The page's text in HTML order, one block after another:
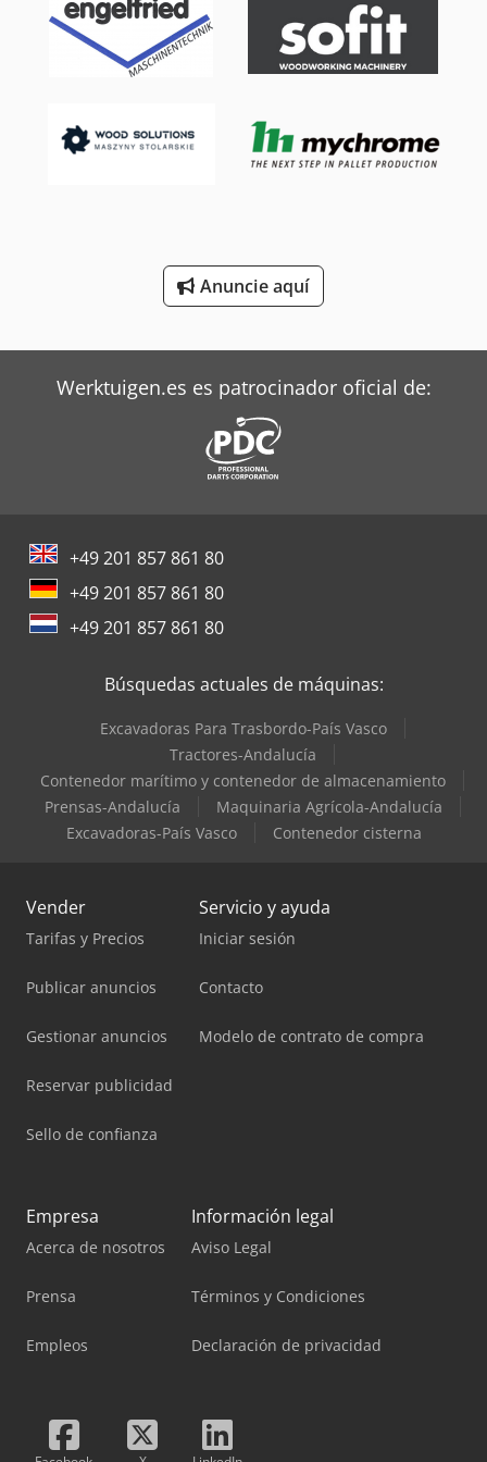
Mafi Tractor
Pramac Generadores
Rational Equipos De Cocina
Siemens Motores Eléctricos
Trane Aires Acondicionados
Anuncie aquí
Werktuigen.es es patrocinador oficial de:
+49 201 857 861 80
+49 201 857 861 80
+49 201 857 861 80
Búsquedas actuales de máquinas:
Excavadoras Para Trasbordo-País Vasco
Tractores-Andalucía
Contenedor marítimo y contenedor de almacenamiento
Prensas-Andalucía
Maquinaria Agrícola-Andalucía
Excavadoras-País Vasco
Contenedor cisterna
Vender
Tarifas y Precios
Publicar anuncios
Gestionar anuncios
Reservar publicidad
Sello de confianza
Servicio y ayuda
Iniciar sesión
Contacto
Modelo de contrato de compra
Empresa
Acerca de nosotros
Prensa
Empleos
Información legal
Aviso Legal
Términos y Condiciones
Declaración de privacidad